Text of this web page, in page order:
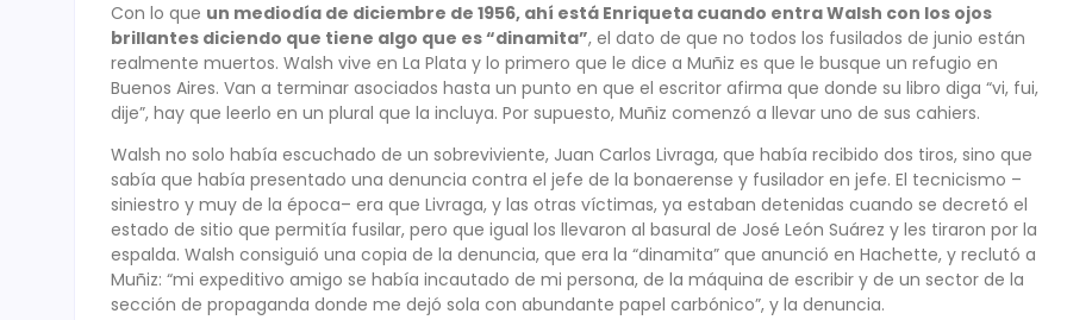
Con lo que un mediodía de diciembre de 1956, ahí está Enriqueta cuando entra Walsh con los ojos
brillantes diciendo que tiene algo que es “dinamita”, el dato de que no todos los fusilados de junio están
realmente muertos. Walsh vive en La Plata y lo primero que le dice a Muñiz es que le busque un refugio en
Buenos Aires. Van a terminar asociados hasta un punto en que el escritor afirma que donde su libro diga “vi, fui,
dije”, hay que leerlo en un plural que la incluya. Por supuesto, Muñiz comenzó a llevar uno de sus cahiers.
Walsh no solo había escuchado de un sobreviviente, Juan Carlos Livraga, que había recibido dos tiros, sino que
sabía que había presentado una denuncia contra el jefe de la bonaerense y fusilador en jefe. El tecnicismo –
siniestro y muy de la época– era que Livraga, y las otras víctimas, ya estaban detenidas cuando se decretó el
estado de sitio que permitía fusilar, pero que igual los llevaron al basural de José León Suárez y les tiraron por la
espalda. Walsh consiguió una copia de la denuncia, que era la “dinamita” que anunció en Hachette, y reclutó a
Muñiz: “mi expeditivo amigo se había incautado de mi persona, de la máquina de escribir y de un sector de la
sección de propaganda donde me dejó sola con abundante papel carbónico”, y la denuncia.